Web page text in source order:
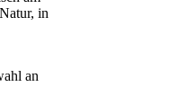
in
an